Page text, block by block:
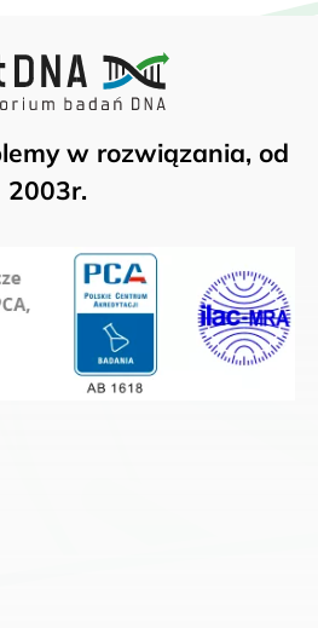
w rozwiązania, od
2003r.